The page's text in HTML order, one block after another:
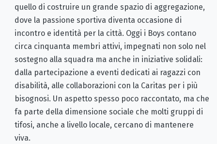
quello di costruire un grande spazio di aggregazione,
dove la passione sportiva diventa occasione di
incontro e identità per la città. Oggi i Boys contano
circa cinquanta membri attivi, impegnati non solo nel
sostegno alla squadra ma anche in iniziative solidali:
dalla partecipazione a eventi dedicati ai ragazzi con
disabilità, alle collaborazioni con la Caritas per i più
bisognosi. Un aspetto spesso poco raccontato, ma che
fa parte della dimensione sociale che molti gruppi di
tifosi, anche a livello locale, cercano di mantenere
viva.